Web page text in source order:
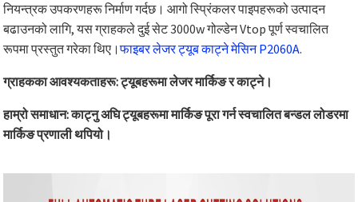
नियन्त्रक उपकरणहरू निर्माण गर्दछ। आगो स्प्रिंकलर पाइपहरूको उत्पादन
बढाउनको लागि, यस ग्राहकले दुई सेट 3000w गोल्डेन Vtop पूर्ण स्वचालित
रूपमा प्रस्तुत गरेका थिए।फाइबर लेजर ट्यूब काट्ने मेसिन P2060A.
ग्राहकका आवश्यकताहरू: ट्यूबहरूमा लेजर मार्किङ र काट्ने।
हाम्रो समाधान: काट्नु अघि ट्यूबहरूमा मार्किङ पूरा गर्न स्वचालित बन्डल लोडरमा
मार्किङ प्रणाली थपियो।